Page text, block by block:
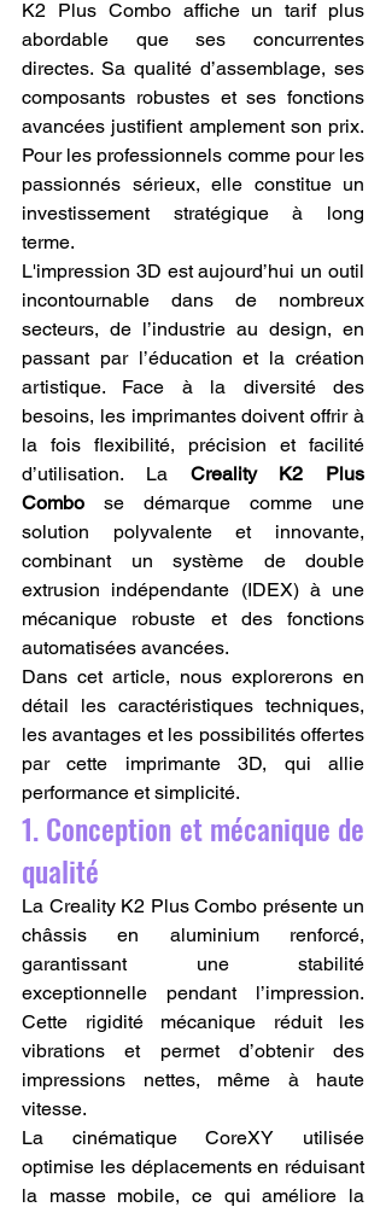
K2 Plus Combo affiche un tarif plus
abordable que ses concurrentes
directes. Sa qualité d’assemblage, ses
composants robustes et ses fonctions
avancées justifient amplement son prix.
Pour les professionnels comme pour les
passionnés sérieux, elle constitue un
investissement stratégique à long
terme.
L'impression 3D est aujourd’hui un outil
incontournable dans de nombreux
secteurs, de l’industrie au design, en
passant par l’éducation et la création
artistique. Face à la diversité des
besoins, les imprimantes doivent offrir à
la fois flexibilité, précision et facilité
d’utilisation. La Creality K2 Plus
Combo se démarque comme une
solution polyvalente et innovante,
combinant un système de double
extrusion indépendante (IDEX) à une
mécanique robuste et des fonctions
automatisées avancées.
Dans cet article, nous explorerons en
détail les caractéristiques techniques,
les avantages et les possibilités offertes
par cette imprimante 3D, qui allie
performance et simplicité.
1. Conception et mécanique de
qualité
La Creality K2 Plus Combo présente un
châssis en aluminium renforcé,
garantissant une stabilité
exceptionnelle pendant l’impression.
Cette rigidité mécanique réduit les
vibrations et permet d’obtenir des
impressions nettes, même à haute
vitesse.
La cinématique CoreXY utilisée
optimise les déplacements en réduisant
la masse mobile, ce qui améliore la